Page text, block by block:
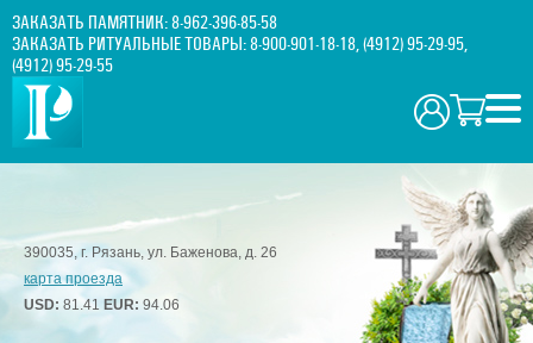
ЗАКАЗАТЬ ПАМЯТНИК:8-962-396-85-58
ЗАКАЗАТЬ РИТУАЛЬНЫЕ ТОВАРЫ:8-900-901-18-18,(4912) 95-29-95,
(4912) 95-29-55
390035, г. Рязань, ул. Баженова, д. 26
карта проезда
USD: 81.41 EUR: 94.06